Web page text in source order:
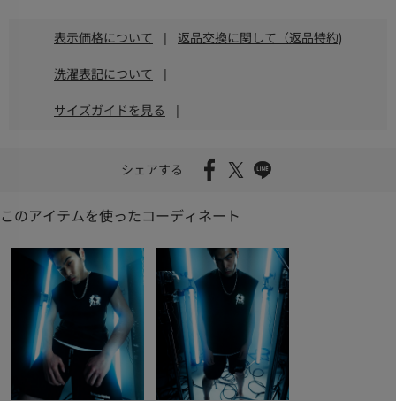
表示価格について | 返品交換に関して（返品特約)
洗濯表記について |
サイズガイドを見る |
シェアする
このアイテムを使ったコーディネート